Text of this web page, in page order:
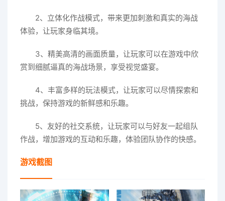
2、立体化作战模式，带来更加刺激和真实的海战
体验，让玩家身临其境。
3、精美高清的画面质量，让玩家可以在游戏中欣
赏到细腻逼真的海战场景，享受视觉盛宴。
4、丰富多样的玩法模式，让玩家可以尽情探索和
挑战，保持游戏的新鲜感和乐趣。
5、友好的社交系统，让玩家可以与好友一起组队
作战，增加游戏的互动和乐趣，体验团队协作的快感。
游戏截图